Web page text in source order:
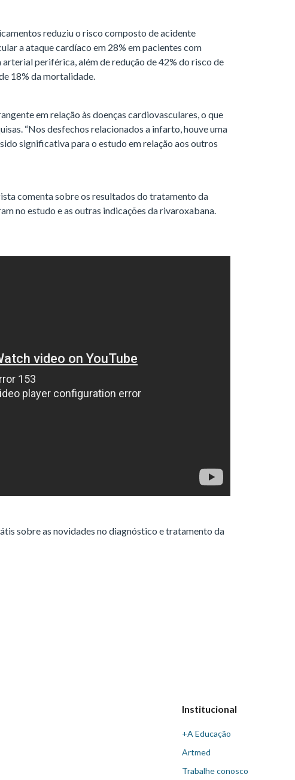
reduziu o risco composto de acidente
a ataque cardíaco em 28% em pacientes com
periférica, além de redução de 42% do risco de
18% da mortalidade.
em relação às doenças cardiovasculares, o que
“Nos desfechos relacionados a infarto, houve uma
significativa para o estudo em relação aos outros
comenta sobre os resultados do tratamento da
no estudo e as outras indicações da rivaroxabana.
sobre as novidades no diagnóstico e tratamento da
Institucional
+A Educação
Artmed
Trabalhe conosco